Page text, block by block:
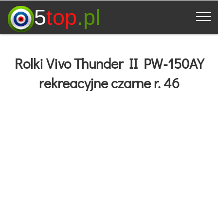
5top.pl
Rolki Vivo Thunder II PW-150AY
rekreacyjne czarne r. 46